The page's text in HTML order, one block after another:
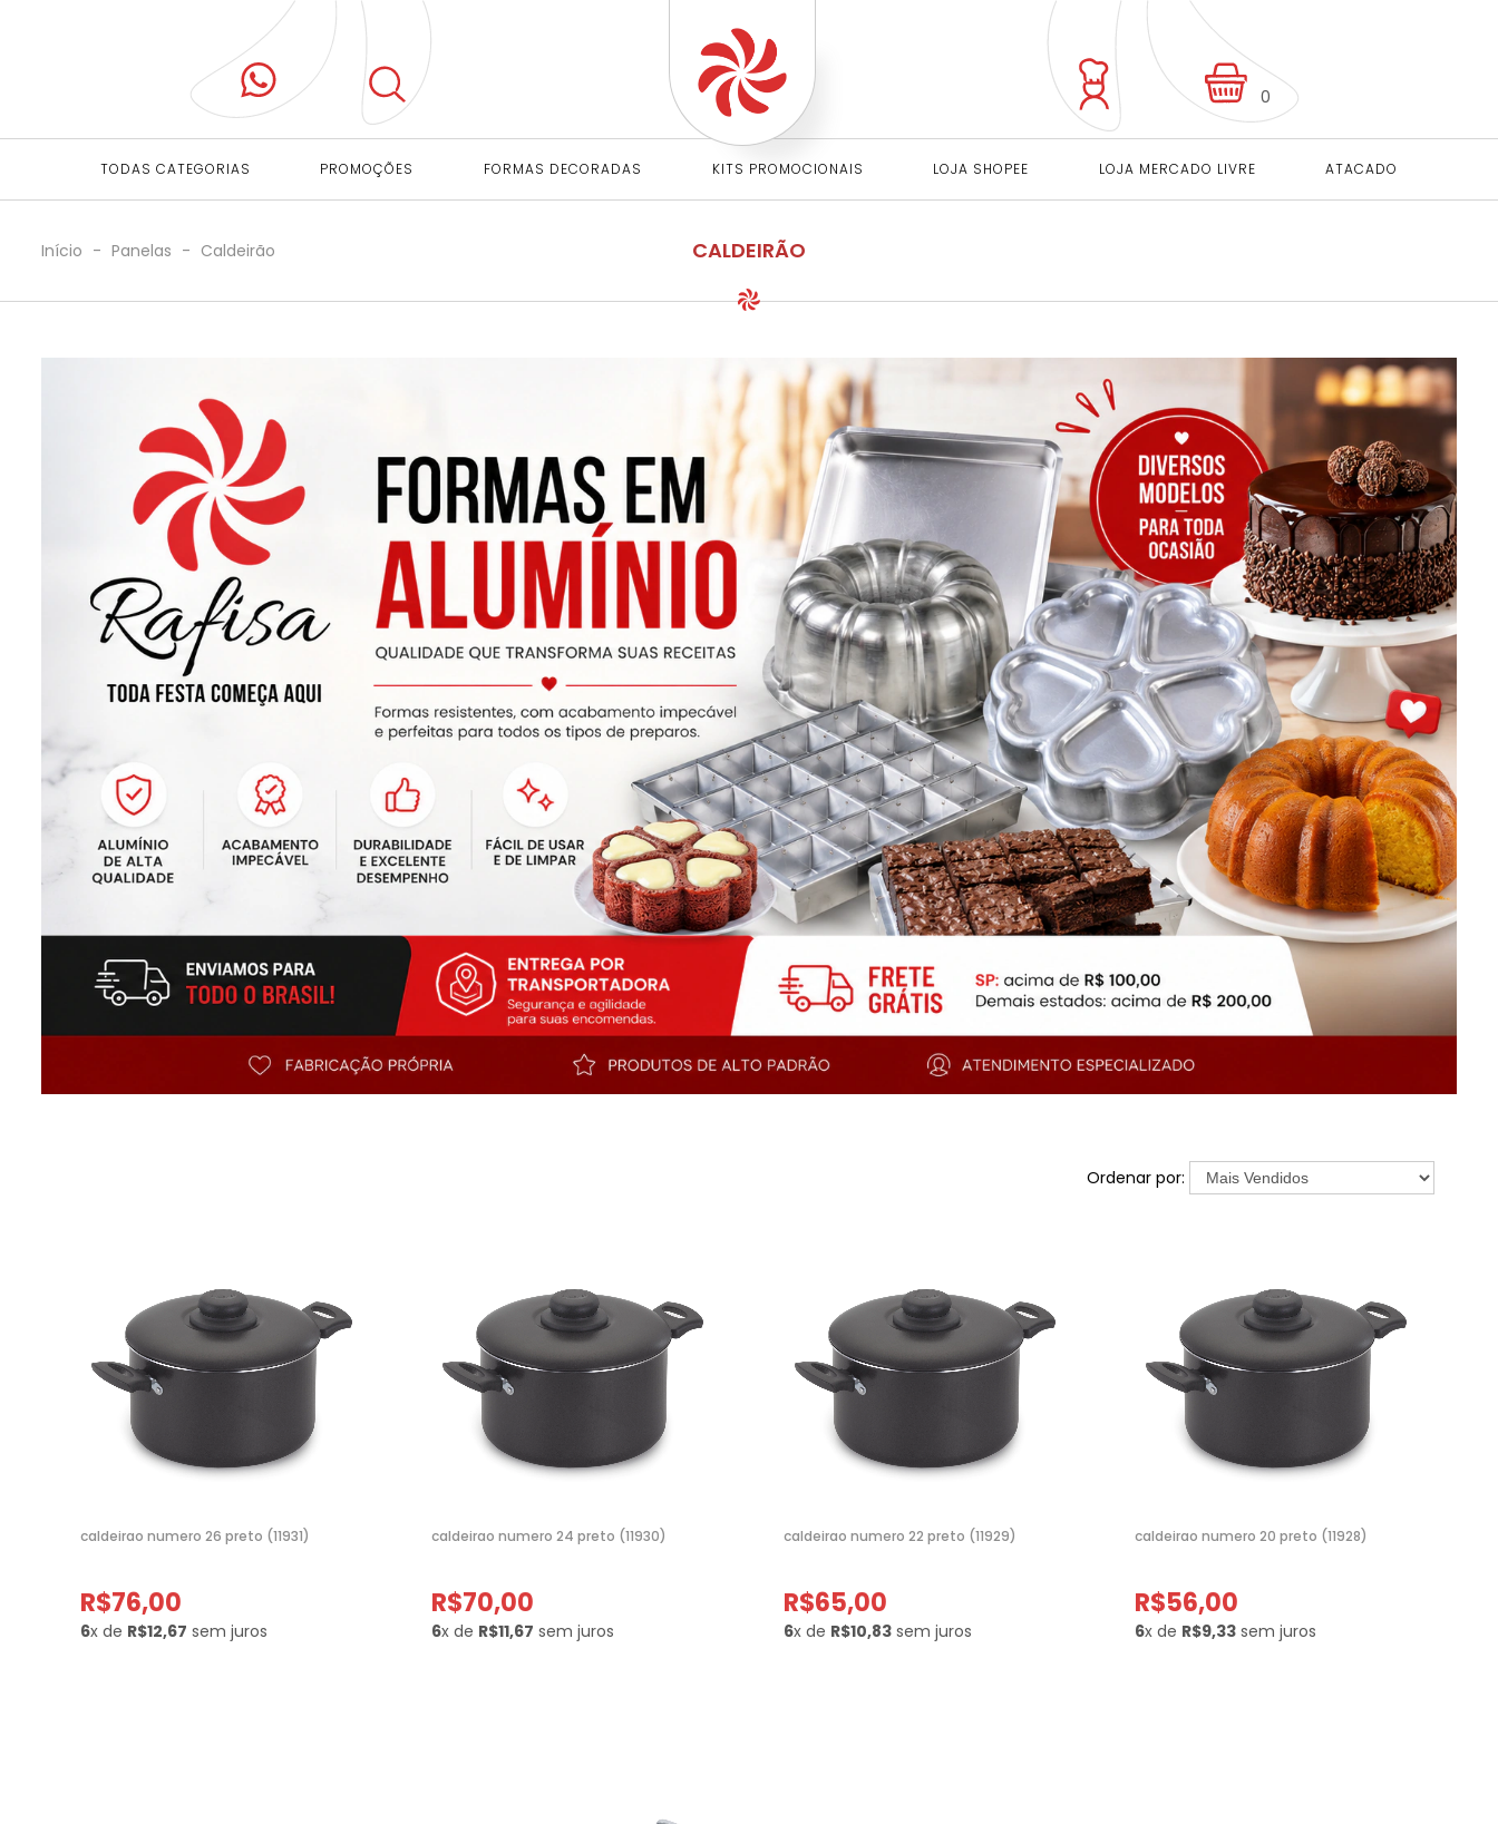
0
TODAS CATEGORIAS PROMOÇÕES FORMAS DECORADAS KITS PROMOCIONAIS LOJA SHOPEE LOJA MERCADO LIVRE ATACADO
Início - Panelas - Caldeirão CALDEIRÃO
Ordenar por:
caldeirao numero 26 preto (11931)
R$76,00
6x de R$12,67 sem juros
caldeirao numero 24 preto (11930)
R$70,00
6x de R$11,67 sem juros
caldeirao numero 22 preto (11929)
R$65,00
6x de R$10,83sem juros
caldeirao numero 20 preto (11928)
R$56,00
6x de R$9,33 sem juros